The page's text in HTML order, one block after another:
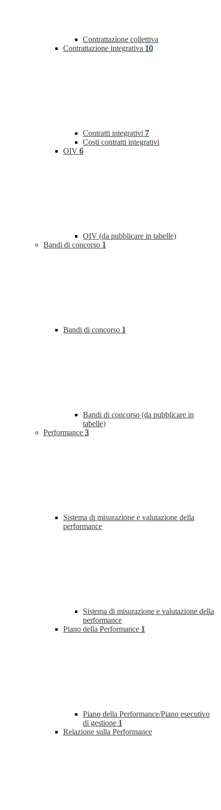
Contrattazione collettiva
Contrattazione integrativa 10
Contratti integrativi 7
Costi contratti integrativi
OIV 6
OIV (da pubblicare in tabelle)
Bandi di concorso 1
Bandi di concorso 1
Bandi di concorso (da pubblicare in
tabelle)
Performance 3
Sistema di misurazione e valutazione della
performance
Sistema di misurazione e valutazione della
performance
Piano della Performance 1
Piano della Performance/Piano esecutivo
di gestione 1
Relazione sulla Performance